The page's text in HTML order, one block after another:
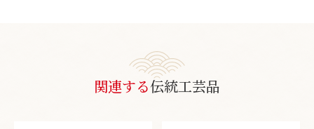
関連する伝統工芸品